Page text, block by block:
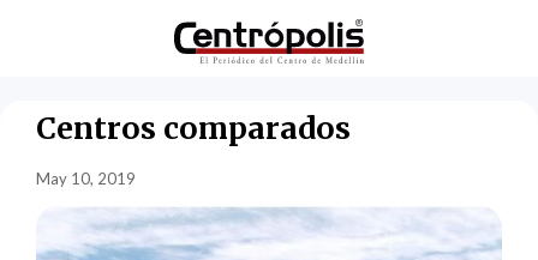
Centros comparados
May 10, 2019